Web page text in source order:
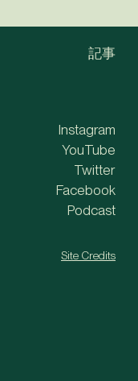
記事
Instagram
YouTube
Twitter
Facebook
Podcast
Site Credits